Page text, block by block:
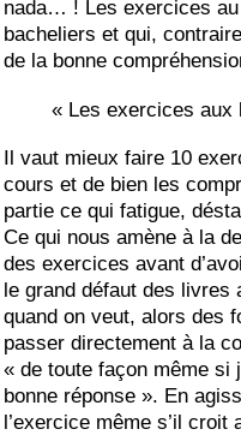
nada… ! Les exercices au
bacheliers et qui,
de la bonne
« Les exercices
Il vaut mieux faire 10
cours et de bien les
partie ce qui fatigue,
Ce qui nous amène à la
des exercices avant
le grand défaut des livres
quand on veut, alors des
passer directement à la
« de toute façon même si
bonne réponse ». En
l’exercice même s’il croit